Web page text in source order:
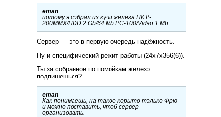
eman
потому я собрал из кучи железа ПК P-
200MMX/HDD 2 Gb/64 Mb PC-100/Video 1 Mb.
Сервер — это в первую очередь надёжность.
Ну и специфический режит работы (24х7х356(6)).
Ты за собранное по помойкам железо
подпишешься?
eman
Как понимаешь, на такое корыто только Фрю
и можно поставить, чтоб сервер
организовать.